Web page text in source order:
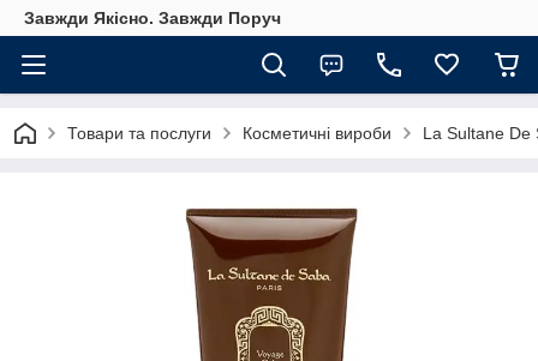
Завжди Якісно. Завжди Поруч
Товари та послуги Косметичні вироби La Sultane De